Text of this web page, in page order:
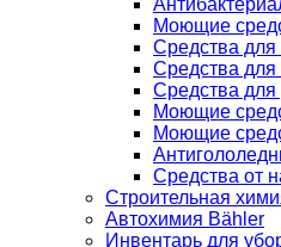
Моющие
Средства для
Средства для
Средства для
Моющие
Моющие
Средства от
Строительная
Автохимия Bähler
Инвентарь для